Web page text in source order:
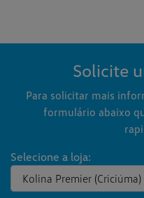
Solicite
Para solicitar mais
formulário abaixo
Selecione a loja: